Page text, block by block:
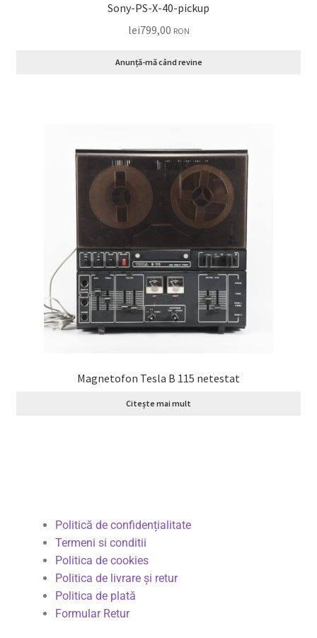
Sony-PS-X-40-pickup
lei799,00 RON
Anunță-mă când revine
Magnetofon Tesla B 115 netestat
Citește mai mult
Politică de confidențialitate
Termeni si conditii
Politica de cookies
Politica de livrare și retur
Politica de plată
Formular Retur